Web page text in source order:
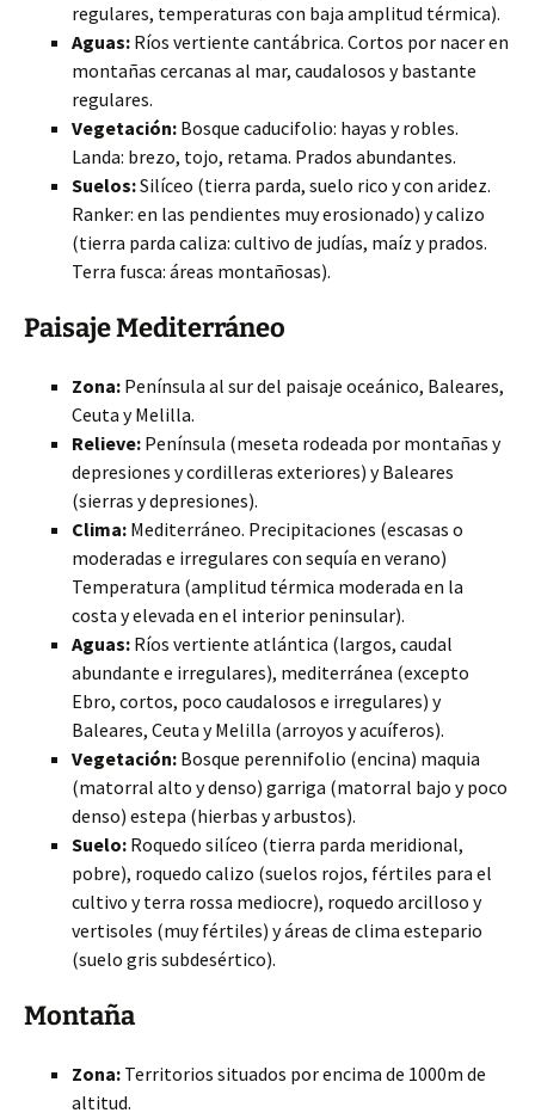
regulares, temperaturas con baja amplitud térmica).
Aguas: Ríos vertiente cantábrica. Cortos por nacer en
montañas cercanas al mar, caudalosos y bastante
regulares.
Vegetación: Bosque caducifolio: hayas y robles.
Landa: brezo, tojo, retama. Prados abundantes.
Suelos:Silíceo (tierra parda, suelo rico y con aridez.
Ranker: en las pendientes muy erosionado) y calizo
(tierra parda caliza: cultivo de judías, maíz y prados.
Terra fusca: áreas montañosas).
Paisaje Mediterráneo
Zona: Península al sur del paisaje oceánico, Baleares,
Ceuta y Melilla.
Relieve: Península (meseta rodeada por montañas y
depresiones y cordilleras exteriores) y Baleares
(sierras y depresiones).
Clima: Mediterráneo. Precipitaciones (escasas o
moderadas e irregulares con sequía en verano)
Temperatura (amplitud térmica moderada en la
costa y elevada en el interior peninsular).
Aguas: Ríos vertiente atlántica (largos, caudal
abundante e irregulares), mediterránea (excepto
Ebro, cortos, poco caudalosos e irregulares) y
Baleares, Ceuta y Melilla (arroyos y acuíferos).
Vegetación: Bosque perennifolio (encina) maquia
(matorral alto y denso) garriga (matorral bajo y poco
denso) estepa (hierbas y arbustos).
Suelo: Roquedo silíceo (tierra parda meridional,
pobre), roquedo calizo (suelos rojos, fértiles para el
cultivo y terra rossa mediocre), roquedo arcilloso y
vertisoles (muy fértiles) y áreas de clima estepario
(suelo gris subdesértico).
Montaña
Zona: Territorios situados por encima de 1000m de
altitud.